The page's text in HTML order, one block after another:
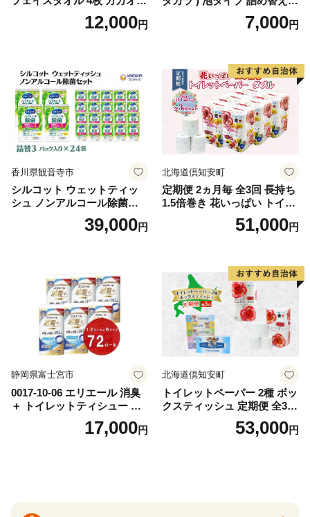
【タオル 泉州タオル 吸水 普
段使い 無地 シンプル 日用品
12,000円
40ml×4袋 ボディーソープ 泡
ボディソープ 泡 日用品 消耗
泡石鹸 石鹸 兵庫 兵庫県 小野
7,000円
香川県観音寺市
シルコット ウェットティッ
シュ ノンアルコール除菌詰
替（43枚×3P）×24袋 日用品
おもちゃ 拭き取り 手拭き 外
39,000円
北海道倶知安町
定期便 2ヵ月毎 全3回 長持ち
1.5倍巻き 花いっぱい トイレ
ットペーパー ダブル 45ｍ 計
72ロール 全18種 花柄 プリン
ー 消耗品 備蓄 送料無料 北海
道 倶知安町 日用品
51,000円
静岡県富士宮市
0017-10-06 エリエール 消臭
＋ トイレットティシュー し
っかり香るフレッシュクリア
の香り ダブル 12ロール×6パ
17,000円
北海道倶知安町
トイレットペーパー 2種 ボッ
クスティッシュ 定期便 全3
回 日本製 まとめ買い 防災
常備品 日用雑貨 消耗品 生活
53,000円